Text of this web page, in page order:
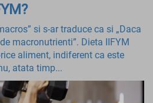
si s-ar traduce ca si „Daca
macronutrienti”. Dieta IIFYM
aliment, indiferent ca este
atata timp...